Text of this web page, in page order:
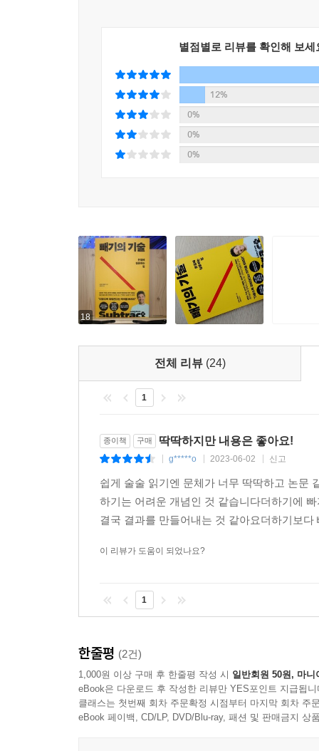
별점별로 리뷰를 확인해 보세
12%
0%
0%
0%
18
전체 리뷰 (24)
1
종이책 구매 딱딱하지만 내용은 좋아요!
g*****o 2023-06-02 신고
쉽게 술술 읽기엔 문체가 너무 딱딱하고 논문
하기는 어려운 개념인 것 같습니다더하기에
결국 결과를 만들어내는 것 같아요더하기보
이 리뷰가 도움이 되었나요?
1
한줄평 (2건)
1,000원 이상 구매 후 한줄평 작성 시 일반회원 50원, 마니
eBook은 다운로드 후 작성한 리뷰만 YES포인트 지급됩니
클래스는 첫번째 회차 주문확정 시점부터 마지막 회차 주
eBook 페이백, CD/LP, DVD/Blu-ray, 패션 및 판매금지 상